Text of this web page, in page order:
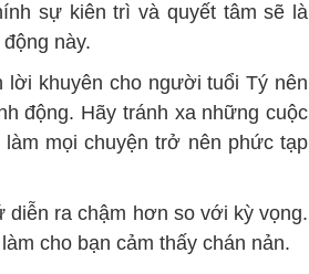
sự kiên trì và quyết tâm sẽ là
này.
lời khuyên cho người tuổi Tý nên
động. Hãy tránh xa những cuộc
mọi chuyện trở nên phức tạp
diễn ra chậm hơn so với kỳ vọng.
cho bạn cảm thấy chán nản.